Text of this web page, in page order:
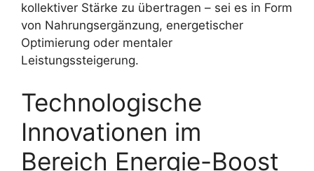
kollektiver Stärke zu übertragen – sei es in Form
von Nahrungsergänzung, energetischer
Optimierung oder mentaler
Leistungssteigerung.
Technologische
Innovationen im
Bereich Energie-Boost